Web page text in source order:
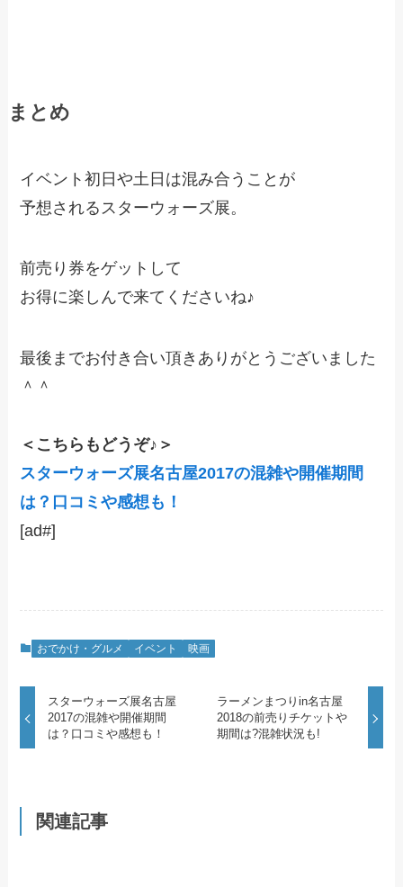
まとめ
イベント初日や土日は混み合うことが
予想されるスターウォーズ展。
前売り券をゲットして
お得に楽しんで来てくださいね♪
最後までお付き合い頂きありがとうございました
＾＾
＜こちらもどうぞ♪＞
スターウォーズ展名古屋2017の混雑や開催期間
は？口コミや感想も！
[ad#]
おでかけ・グルメ イベント 映画
スターウォーズ展名古屋
2017の混雑や開催期間
は？口コミや感想も！
ラーメンまつりin名古屋
2018の前売りチケットや
期間は?混雑状況も!
関連記事